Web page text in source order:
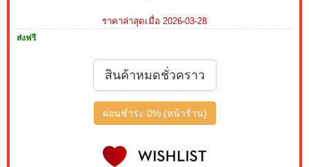
เมื่อซื้อพร้อมคอมเซ็ต ลดทันที 790 บาท จากปกติ 3,590
โปรโมชั่นนี้ ติดต่อ 02-017-4444
บาท เหลือเพียง 2,900 บาท MONITOR 24.5 GIGABYTE
IPS GS25F2A SPEAKERS 240Hz (1 เซ็ต ต่อ 1 จอ)
ราคาล่าสุดเมื่อ 2026-03-28
ส่งฟรี
สินค้าหมดชั่วคราว
ผ่อนชำระ 0% (หน้าร้าน)